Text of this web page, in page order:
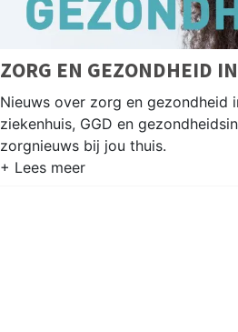
ZORG EN GEZONDHEID
Nieuws over zorg en gezondheid
ziekenhuis, GGD en
zorgnieuws bij jou thuis.